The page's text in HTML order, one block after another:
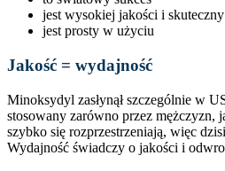
jest wysokiej jakości i skuteczny
jest prosty w użyciu
Jakość = wydajność
Minoksydyl zasłynął szczególnie w
stosowany zarówno przez mężczyzn,
szybko się rozprzestrzeniają, więc
Wydajność świadczy o jakości i